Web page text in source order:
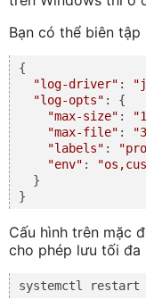
Bạn có thể biên
{
"log-driver" :
"log-opts" : {
"max-size" :
"max-file" :
"labels" :
"env" :
  }
Cấu hình trên mặc
cho phép lưu tối đa
systemctl restart